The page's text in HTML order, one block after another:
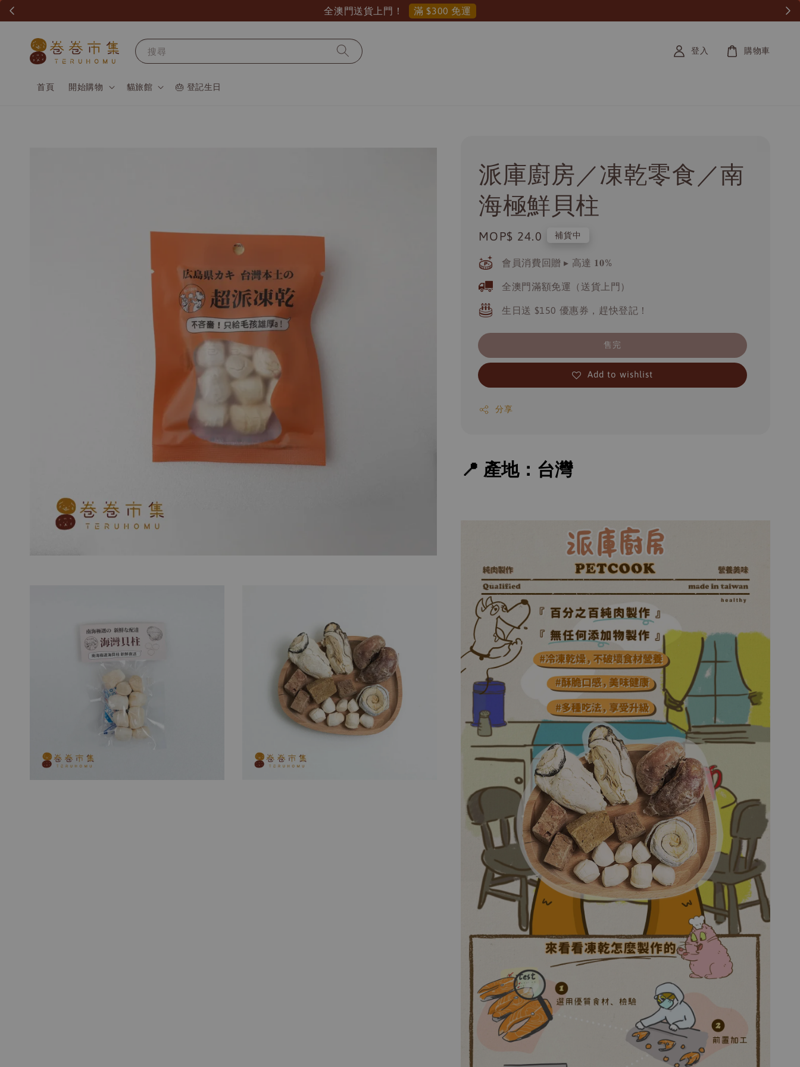
全澳門送貨上門！ 滿 $300 免運
搜尋
首頁 開始購物 貓旅館 🎂 登記生日
登入 購物車
派庫廚房／凍乾零食／南
海極鮮貝柱
Regular
price
MOP$ 24.0 補貨中
會員消費回贈 ▸ 高達 𝟏𝟎%
全澳門滿額免運（送貨上門）
生日送 $150 優惠券，趕快登記！
售完
Add to wishlist
分享
📍 產地：台灣